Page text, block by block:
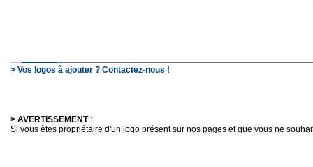
> Vos logos à ajouter ? Contactez-nous !
> AVERTISSEMENT:
Si vous êtes propriétaire d'un logo présent sur nos pages et que vous ne